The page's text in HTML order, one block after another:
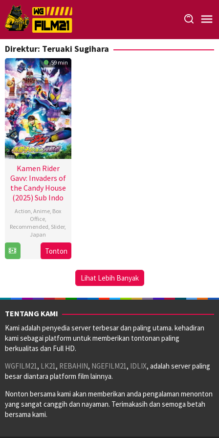
Loncat
ke
konten
Direktur: Teruaki Sugihara
59 min
Kamen Rider
Gavv: Invaders of
the Candy House
(2025) Sub Indo
Action ,Anime Box
Office,
Recommended Slider,
Japan
Jul
Teruaki
Sugihara
Tonton
Lihat Lebih Banyak
TENTANG KAMI
Kami adalah penyedia server terbesar dan paling utama. kehadiran
kami sebagai platform untuk memberikan tontonan paling
berkualitas dan Full HD.
WGFILM21, LK21, REBAHIN, NGEFILM21, IDLIX, adalah server paling
besar diantara platform film lainnya.
Nonton bersama kami akan memberikan anda pengalaman menonton
yang sangat canggih dan nayaman. Terimakasih dan semoga betah
bersama kami.